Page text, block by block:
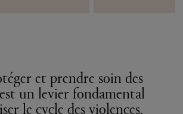
et prendre soin des
un levier fondamental
le cycle des violences.